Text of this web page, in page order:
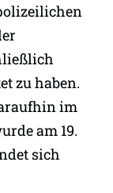
zu haben.
im
am 19.
sich